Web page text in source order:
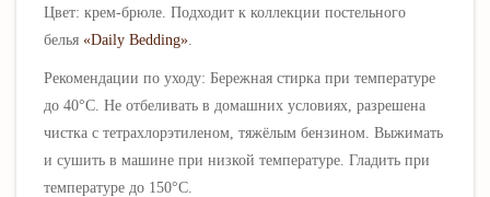
Цвет: крем-брюле. Подходит к коллекции постельного
белья «Daily Bedding».
Рекомендации по уходу: Бережная стирка при температуре
до 40°С. Не отбеливать в домашних условиях, разрешена
чистка с тетрахлорэтиленом, тяжёлым бензином. Выжимать
и сушить в машине при низкой температуре. Гладить при
температуре до 150°С.